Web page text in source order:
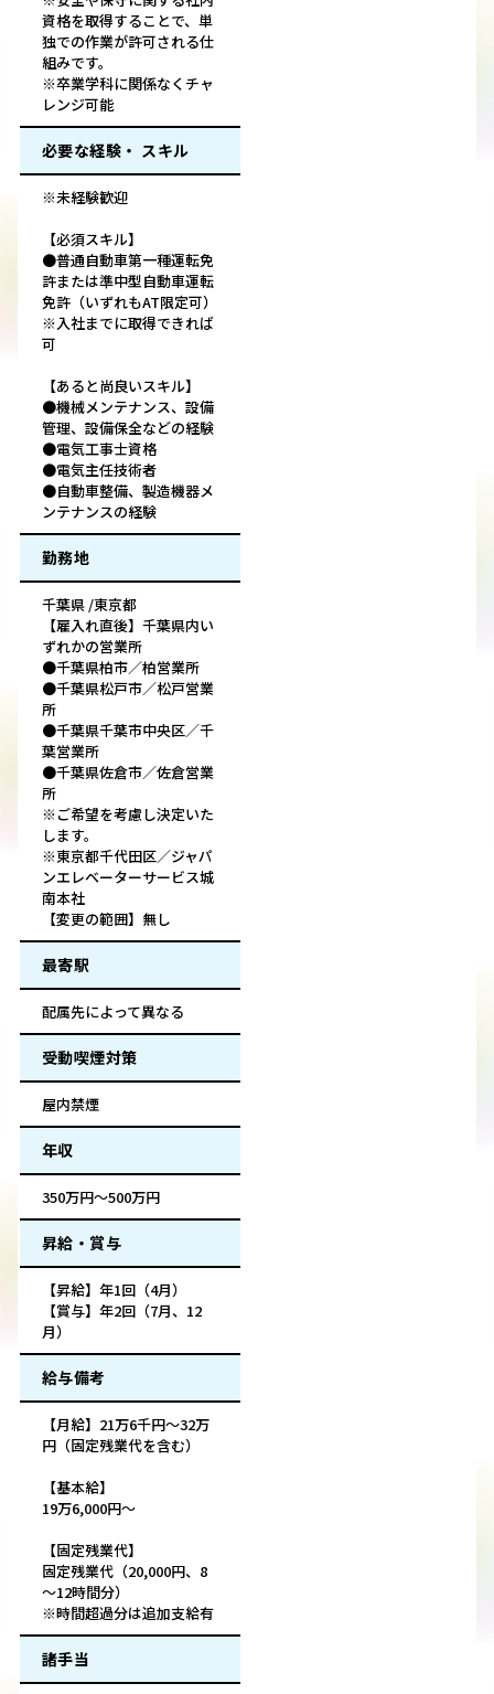
資格を取得することで、単
独での作業が許可される仕
組みです。
※卒業学科に関係なくチャ
レンジ可能
必要な経験・ スキル
※未経験歓迎
【必須スキル】
●普通自動車第一種運転免
許または準中型自動車運転
免許（いずれもAT限定可）
※入社までに取得できれば
可
【あると尚良いスキル】
●機械メンテナンス、設備
管理、設備保全などの経験
●電気工事士資格
●電気主任技術者
●自動車整備、製造機器メ
ンテナンスの経験
勤務地
千葉県 /東京都
【雇入れ直後】千葉県内い
ずれかの営業所
●千葉県柏市／柏営業所
●千葉県松戸市／松戸営業
所
●千葉県千葉市中央区／千
葉営業所
●千葉県佐倉市／佐倉営業
所
※ご希望を考慮し決定いた
します。
※東京都千代田区／ジャパ
ンエレベーターサービス城
南本社
【変更の範囲】無し
最寄駅
配属先によって異なる
受動喫煙対策
屋内禁煙
年収
350万円～500万円
昇給・賞与
【昇給】年1回（4月）
【賞与】年2回（7月、12
月）
給与備考
【月給】21万6千円～32万
円（固定残業代を含む）
【基本給】
19万6,000円～
【固定残業代】
固定残業代（20,000円、8
～12時間分）
※時間超過分は追加支給有
諸手当